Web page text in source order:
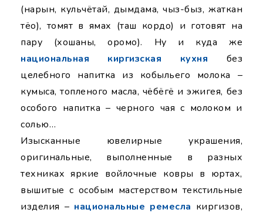
(нарын, кульчётай, дымдама, чыз-быз, жаткан
тёо), томят в ямах (таш кордо) и готовят на
пару (хошаны, оромо). Ну и куда же
национальная киргизская кухня без
целебного напитка из кобыльего молока –
кумыса, топленого масла, чёбёгё и эжигея, без
особого напитка – черного чая с молоком и
солью…
Изысканные ювелирные украшения,
оригинальные, выполненные в разных
техниках яркие войлочные ковры в юртах,
вышитые с особым мастерством текстильные
изделия – национальные ремесла киргизов,